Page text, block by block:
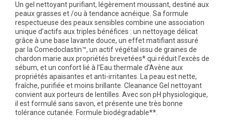
Un gel nettoyant purifiant, légèrement moussant, destiné aux
peaux grasses et /ou à tendance acnéique. Sa formule
respectueuse des peaux sensibles combine une association
unique d’actifs aux triples bénéfices : un nettoyage délicat
grâce à une base lavante douce, un effet matifiant assuré
par la Comedoclastin™, un actif végétal issu de graines de
chardon marie aux propriétés brevetées* qui réduit l’excès de
sébum, et un confort lié à l’Eau thermale d’Avène aux
propriétés apaisantes et anti-irritantes. La peau est nette,
fraîche, purifiée et moins brillante. Cleanance Gel nettoyant
convient aux porteurs de lentilles. Avec son pH physiologique,
il est formulé sans savon, et présente une très bonne
tolérance cutanée. Formule biodégradable**.